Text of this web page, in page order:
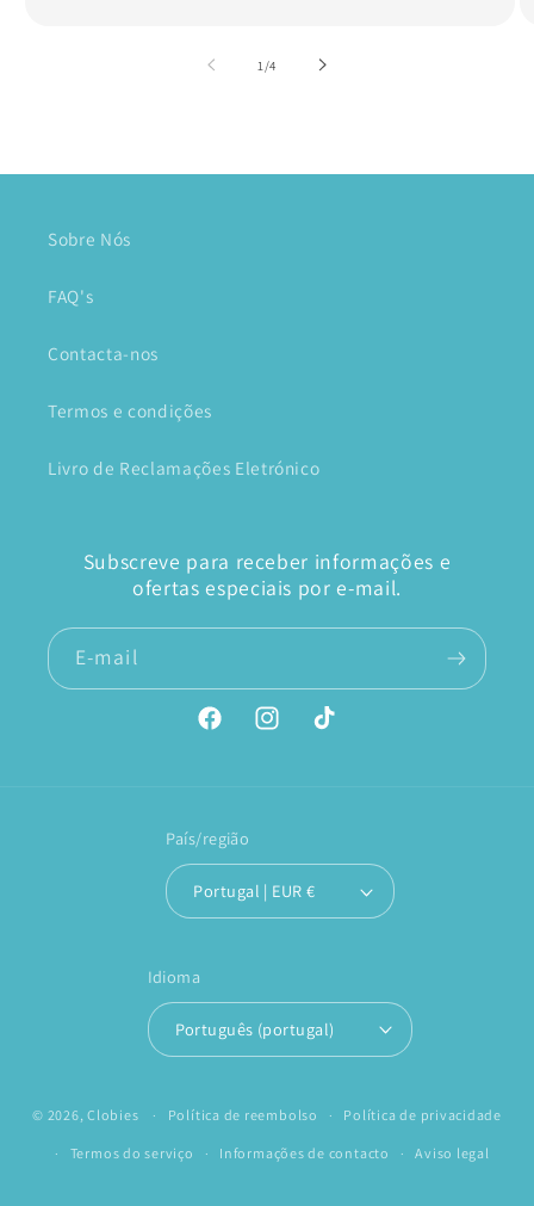
1 /de
4
Sobre Nós
FAQ's
Contacta-nos
Termos e condições
Livro de Reclamações Eletrónico
Subscreve para receber informações e
ofertas especiais por e-mail.
E-mail
FacebookInstagramTikTok
País/região
Portugal | EUR €
Idioma
Português (portugal)
© 2026,Clobies Política de reembolso Política de privacidade
Termos do serviço Informações de contacto Aviso legal